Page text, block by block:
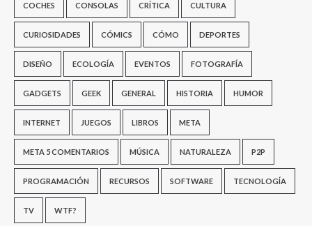
COCHES CONSOLAS CRÍTICA CULTURA
CURIOSIDADES CÓMICS CÓMO DEPORTES
DISEÑO ECOLOGÍA EVENTOS FOTOGRAFÍA
GADGETS GEEK GENERAL HISTORIA HUMOR
INTERNET JUEGOS LIBROS META
META 5 COMENTARIOS MÚSICA NATURALEZA P2P
PROGRAMACIÓN RECURSOS SOFTWARE TECNOLOGÍA
TV WTF?